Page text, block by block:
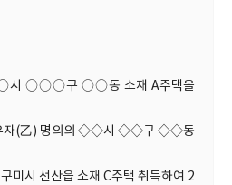
시 ○○○구 ○○동 소재 A주택을
자(乙) 명의의 ◇◇시 ◇◇구 ◇◇동
미시 선산읍 소재 C주택 취득하여 2